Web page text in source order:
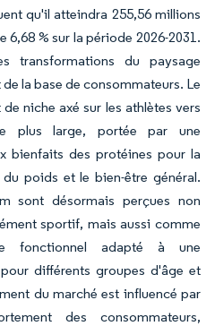
qu'il atteindra 255,56 millions
6,68 % sur la période 2026-2031.
transformations du paysage
la base de consommateurs. Le
niche axé sur les athlètes vers
plus large, portée par une
bienfaits des protéines pour la
poids et le bien-être général.
sont désormais perçues non
sportif, mais aussi comme
fonctionnel adapté à une
différents groupes d'âge et
du marché est influencé par
des consommateurs,